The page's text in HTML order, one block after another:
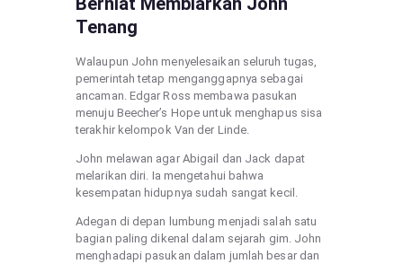
Tenang
Walaupun John menyelesaikan seluruh tugas,
pemerintah tetap menganggapnya sebagai
ancaman. Edgar Ross membawa pasukan
menuju Beecher’s Hope untuk menghapus sisa
terakhir kelompok Van der Linde.
John melawan agar Abigail dan Jack dapat
melarikan diri. Ia mengetahui bahwa
kesempatan hidupnya sudah sangat kecil.
Adegan di depan lumbung menjadi salah satu
bagian paling dikenal dalam sejarah gim. John
menghadapi pasukan dalam jumlah besar dan